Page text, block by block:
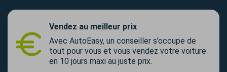
Vendez au meilleur prix
Avec AutoEasy, un conseiller s’occupe de
tout pour vous et vous vendez votre voiture
en 10 jours maxi au juste prix.